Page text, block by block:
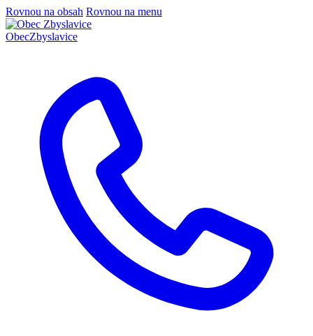
Rovnou na obsah Rovnou na menu
ObecZbyslavice